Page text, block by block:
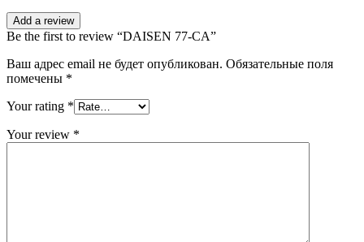
Add a review
Be the first to review “DAISEN 77-CA”
Ваш адрес email не будет опубликован. Обязательные поля
помечены *
Your rating *
Your review *